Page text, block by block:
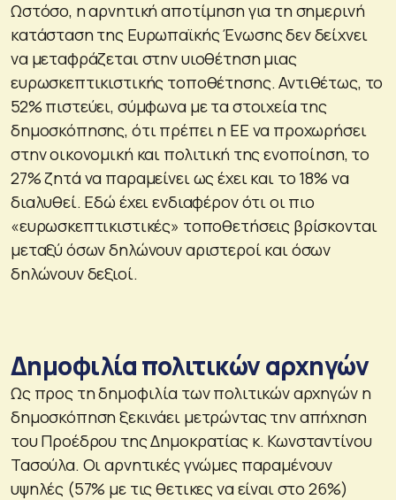
Ωστόσο, η αρνητική αποτίμηση για τη σημερινή
κατάσταση της Ευρωπαϊκής Ένωσης δεν δείχνει
να μεταφράζεται στην υιοθέτηση μιας
ευρωσκεπτικιστικής τοποθέτησης. Αντιθέτως, το
52% πιστεύει, σύμφωνα με τα στοιχεία της
δημοσκόπησης, ότι πρέπει η ΕΕ να προχωρήσει
στην οικονομική και πολιτική της ενοποίηση, το
27% ζητά να παραμείνει ως έχει και το 18% να
διαλυθεί. Εδώ έχει ενδιαφέρον ότι οι πιο
«ευρωσκεπτικιστικές» τοποθετήσεις βρίσκονται
μεταξύ όσων δηλώνουν αριστεροί και όσων
δηλώνουν δεξιοί.
Δημοφιλία πολιτικών αρχηγών
Ως προς τη δημοφιλία των πολιτικών αρχηγών η
δημοσκόπηση ξεκινάει μετρώντας την απήχηση
του Προέδρου της Δημοκρατίας κ. Κωνσταντίνου
Τασούλα. Οι αρνητικές γνώμες παραμένουν
υψηλές (57% με τις θετικες να είναι στο 26%)